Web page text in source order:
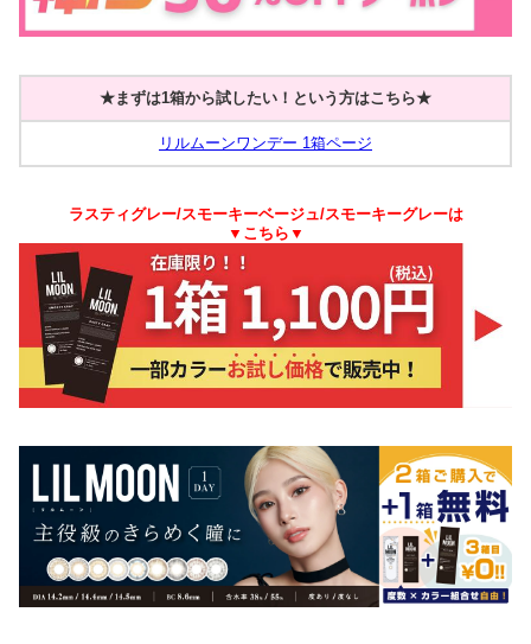
★まずは1箱から試したい！という方はこちら★
リルムーンワンデー 1箱ページ
ラスティグレー/スモーキーベージュ/スモーキーグレーは
▼こちら▼